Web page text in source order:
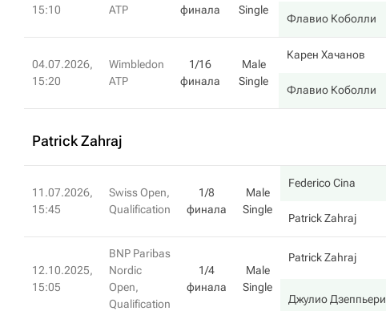
15:10
ATP
финала
Single
Флавио Коболли
04.07.2026,
15:20
Wimbledon
ATP
1/16
финала
Male
Single
Карен Хачанов
Флавио Коболли
Patrick Zahraj
11.07.2026,
15:45
Swiss Open,
Qualification
1/8
финала
Male
Single
Federico Cina
Patrick Zahraj
12.10.2025,
15:05
BNP Paribas
Nordic
Open,
Qualification
1/4
финала
Male
Single
Patrick Zahraj
Джулио Дзеппьери